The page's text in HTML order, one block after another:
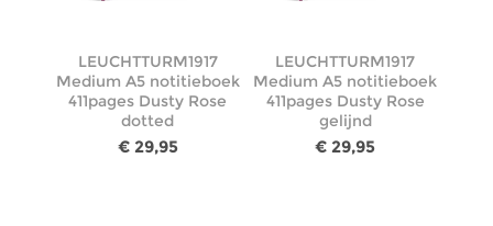
LEUCHTTURM1917
Medium A5 notitieboek
411pages Dusty Rose
dotted
€ 29,95
LEUCHTTURM1917
Medium A5 notitieboek
411pages Dusty Rose
gelijnd
€ 29,95